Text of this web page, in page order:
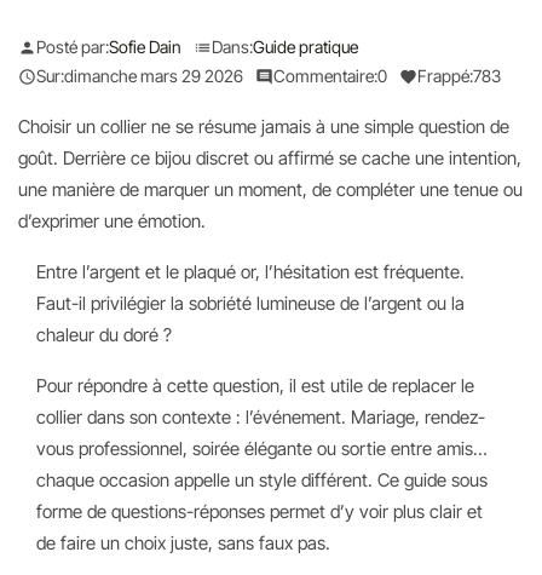
person Posté par:Sofie Dain list Dans:Guide pratique
Sur:dimanchemars292026 commentCommentaire:0 favoriteFrappé:783
Choisir un collier ne se résume jamais à une simple question de
goût. Derrière ce bijou discret ou affirmé se cache une intention,
une manière de marquer un moment, de compléter une tenue ou
d’exprimer une émotion.
Entre l’argent et le plaqué or, l’hésitation est fréquente.
Faut-il privilégier la sobriété lumineuse de l’argent ou la
chaleur du doré ?
Pour répondre à cette question, il est utile de replacer le
collier dans son contexte : l’événement. Mariage, rendez-
vous professionnel, soirée élégante ou sortie entre amis…
chaque occasion appelle un style différent. Ce guide sous
forme de questions-réponses permet d’y voir plus clair et
de faire un choix juste, sans faux pas.